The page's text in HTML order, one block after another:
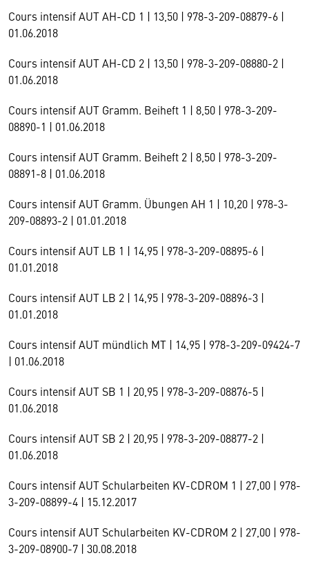
Cours intensif AUT AH-CD 1 | 13,50 | 978-3-209-08879-6 |
01.06.2018
Cours intensif AUT AH-CD 2 | 13,50 | 978-3-209-08880-2 |
01.06.2018
Cours intensif AUT Gramm. Beiheft 1 | 8,50 | 978-3-209-
08890-1 | 01.06.2018
Cours intensif AUT Gramm. Beiheft 2 | 8,50 | 978-3-209-
08891-8 | 01.06.2018
Cours intensif AUT Gramm. Übungen AH 1 | 10,20 | 978-3-
209-08893-2 | 01.01.2018
Cours intensif AUT LB 1 | 14,95 | 978-3-209-08895-6 |
01.01.2018
Cours intensif AUT LB 2 | 14,95 | 978-3-209-08896-3 |
01.01.2018
Cours intensif AUT mündlich MT | 14,95 | 978-3-209-09424-7
| 01.06.2018
Cours intensif AUT SB 1 | 20,95 | 978-3-209-08876-5 |
01.06.2018
Cours intensif AUT SB 2 | 20,95 | 978-3-209-08877-2 |
01.06.2018
Cours intensif AUT Schularbeiten KV-CDROM 1 | 27,00 | 978-
3-209-08899-4 | 15.12.2017
Cours intensif AUT Schularbeiten KV-CDROM 2 | 27,00 | 978-
3-209-08900-7 | 30.08.2018